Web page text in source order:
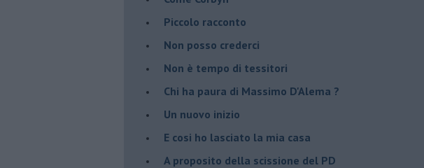
Piccolo racconto
Non posso crederci
Non è tempo di tessitori
Chi ha paura di Massimo D'Alema ?
Un nuovo inizio
​E cosi ho lasciato la mia casa
A proposito della scissione del PD